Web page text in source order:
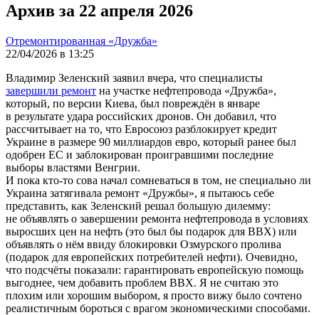
Архив за 22 апреля 2026
Отремонтированная «Дружба»
22/04/2026 в 13:25
Владимир Зеленский заявил вчера, что специалисты
завершили ремонт на участке нефтепровода «Дружба»,
который, по версии Киева, был повреждён в январе
в результате удара российских дронов. Он добавил, что
рассчитывает на то, что Евросоюз разблокирует кредит
Украине в размере 90 миллиардов евро, который ранее был
одобрен ЕС и заблокирован проигравшими последние
выборы властями Венгрии.
И пока кто-то сова начал сомневаться в том, не специально ли
Украина затягивала ремонт «Дружбы», я пытаюсь себе
представить, как Зеленский решал большую дилемму:
не объявлять о завершении ремонта нефтепровода в условиях
выросших цен на нефть (это был бы подарок для ВВХ) или
объявлять о нём ввиду блокировки Озмурского пролива
(подарок для европейских потребителей нефти). Очевидно,
что подсчёты показали: гарантировать европейскую помощь
выгоднее, чем добавить проблем ВВХ. Я не считаю это
плохим или хорошим выбором, я просто вижу было сочтено
реалистичным бороться с врагом экономическими способами.